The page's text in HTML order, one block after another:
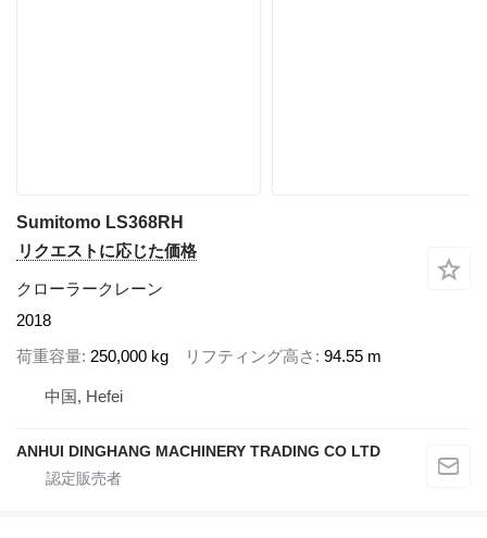
Sumitomo LS368RH
リクエストに応じた価格
クローラークレーン
2018
荷重容量 250,000 kg リフティング高さ 94.55 m
中国, Hefei
ANHUI DINGHANG MACHINERY TRADING CO LTD